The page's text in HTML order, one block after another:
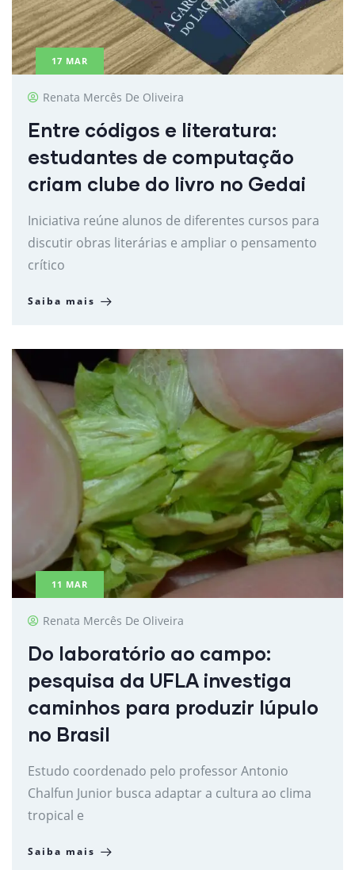
17 MAR
Renata Mercês De Oliveira
Entre códigos e literatura:
estudantes de computação
criam clube do livro no Gedai
Iniciativa reúne alunos de diferentes cursos para
discutir obras literárias e ampliar o pensamento
crítico
Saiba mais
11 MAR
Renata Mercês De Oliveira
Do laboratório ao campo:
pesquisa da UFLA investiga
caminhos para produzir lúpulo
no Brasil
Estudo coordenado pelo professor Antonio
Chalfun Junior busca adaptar a cultura ao clima
tropical e
Saiba mais